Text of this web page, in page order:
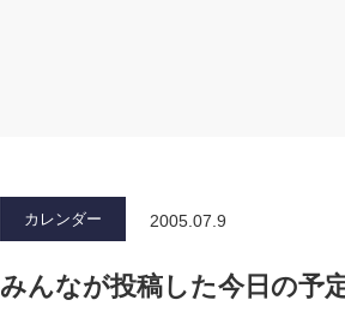
カレンダー 2005.07.9
みんなが投稿した今日の予